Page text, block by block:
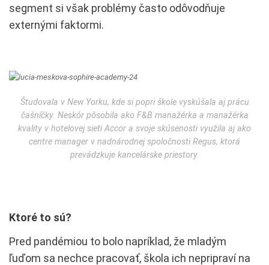
segment si však problémy často odôvodňuje
externými faktormi.
Študovala v New Yorku, kde si popri škole vyskúšala aj prácu
čašníčky. Neskôr pôsobila ako F&B manažérka a manažérka
kvality v hotelovej sieti Accor a svoje skúsenosti využila aj ako
centre manager v nadnárodnej spoločnosti Regus, ktorá
prevádzkuje kancelárske priestory.
Ktoré to sú?
Pred pandémiou to bolo napríklad, že mladým
ľuďom sa nechce pracovať, škola ich nepripraví na